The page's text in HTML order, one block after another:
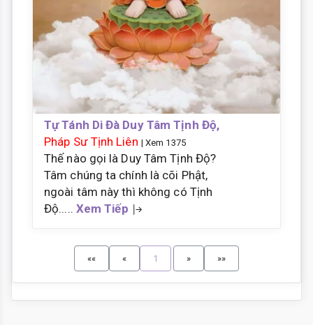
Tự Tánh Di Đà Duy Tâm Tịnh Độ,
Pháp Sư Tịnh Liên | Xem 1375
Thế nào gọi là Duy Tâm Tịnh Độ?
Tâm chúng ta chính là cõi Phật,
ngoài tâm này thì không có Tịnh
Độ..... Xem Tiếp
«« « 1 » »»